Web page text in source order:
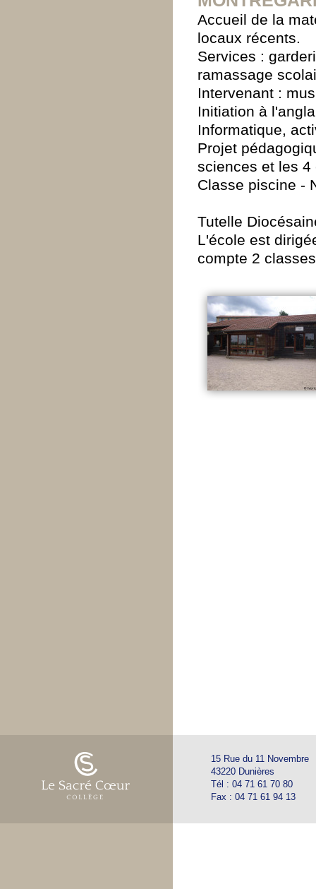
Accueil de la
locaux récents.
Services :
ramassage
Intervenant :
Initiation à
Informatique,
Projet
sciences et les 4
Classe piscine -
Tutelle
L'école est
compte 2
15 Rue du 11 Novembre
43220 Dunières
Tél : 04 71 61 70 80
Fax : 04 71 61 94 13